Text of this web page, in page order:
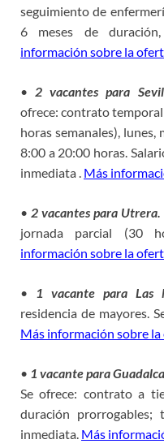
seguimiento de
6 meses de
información sobre la
•2 vacantes para
ofrece: contrato
horas semanales), lunes,
8:00 a 20:00 horas.
inmediata . Más
• 2 vacantes para Utrera.
jornada parcial (30
información sobre la
• 1 vacante para Las
residencia de mayores.
Más información sobre
• 1 vacante para
Se ofrece: contrato a
duración prorrogables;
inmediata. Más